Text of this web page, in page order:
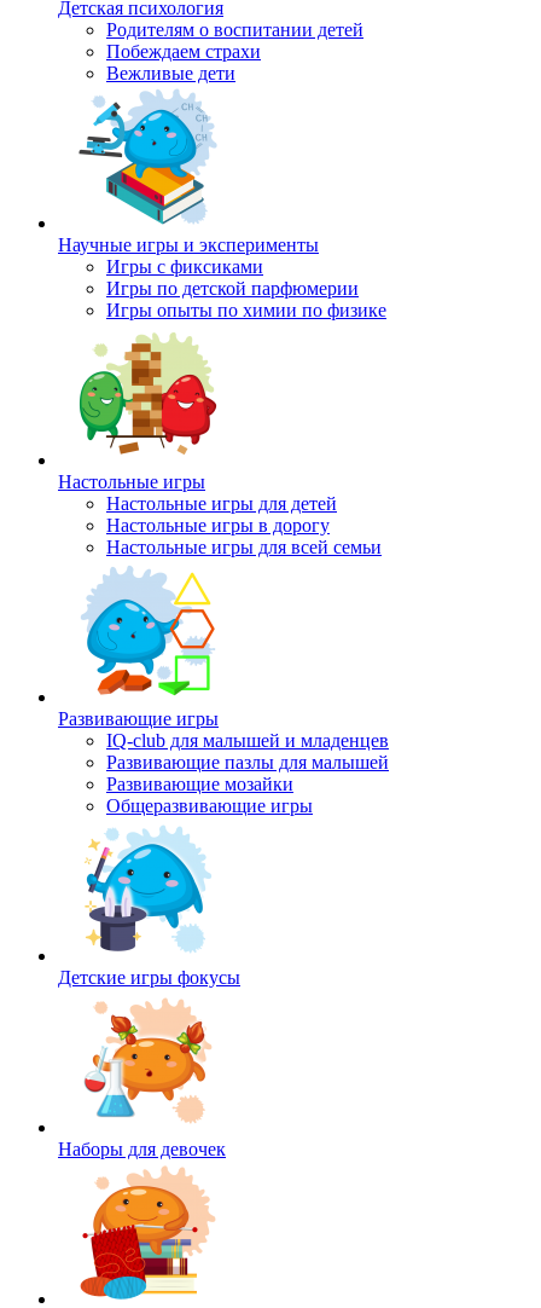
Детская психология
Родителям о воспитании детей
Побеждаем страхи
Вежливые дети
Научные игры и эксперименты
Игры с фиксиками
Игры по детской парфюмерии
Игры опыты по химии по физике
Настольные игры
Настольные игры для детей
Настольные игры в дорогу
Настольные игры для всей семьи
Развивающие игры
IQ-club для малышей и младенцев
Развивающие пазлы для малышей
Развивающие мозайки
Общеразвивающие игры
Детские игры фокусы
Наборы для девочек